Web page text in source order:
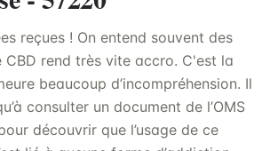
reçues ! On entend souvent des
CBD rend très vite accro. C'est la
beaucoup d’incompréhension. Il
consulter un document de l’OMS
découvrir que l’usage de ce